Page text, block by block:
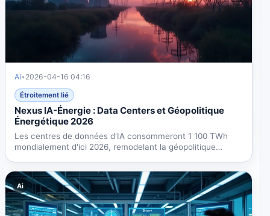
Ai• 2026-04-16 04:16
Étroitement lié
Nexus IA-Énergie : Data Centers et Géopolitique
Énergétique 2026
Les centres de données d'IA consommeront 1 100 TWh
mondialement d'ici 2026, remodelant la géopolitique
Ai